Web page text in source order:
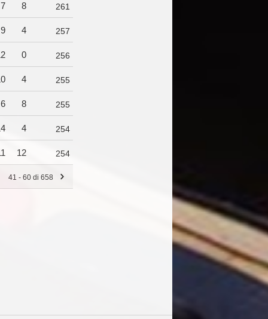
7 8 261
9 4 257
0 256
4 255
6 8 255
4 254
12 254
41 - 60 di 658